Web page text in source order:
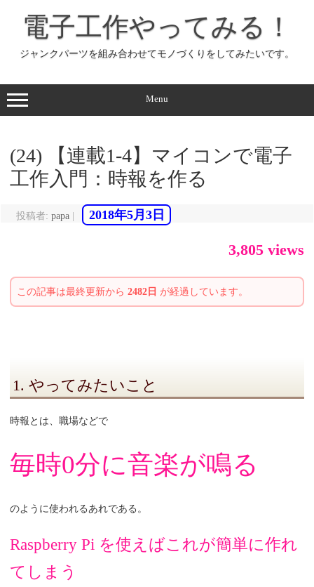
ッ
プ
電子工作やってみる！
ジャンクパーツを組み合わせてモノづくりをしてみたいです。
Menu
(24) 【連載1-4】マイコンで電子
工作入門：時報を作る
投稿者: papa 2018年5月3日
3,805 views
この記事は最終更新から 2482日 が経過しています。
1. やってみたいこと
時報とは、職場などで
毎時0分に音楽が鳴る
のように使われるあれである。
Raspberry Pi を使えばこれが簡単に作れ
てしまう